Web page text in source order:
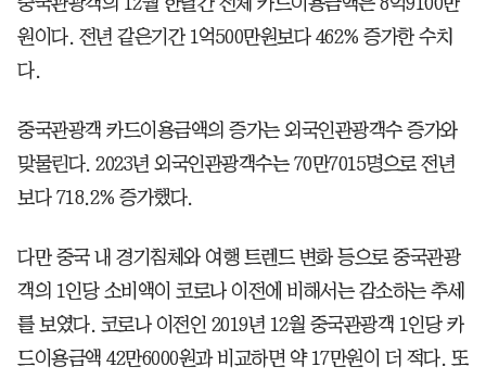
원이다. 전년 같은기간 1억500만원보다 462% 증가한 수치
다.
중국관광객 카드이용금액의 증가는 외국인관광객수 증가와
맞물린다. 2023년 외국인관광객수는 70만7015명으로 전년
보다 718.2% 증가했다.
다만 중국 내 경기침체와 여행 트렌드 변화 등으로 중국관광
객의 1인당 소비액이 코로나 이전에 비해서는 감소하는 추세
를 보였다. 코로나 이전인 2019년 12월 중국관광객 1인당 카
드이용금액 42만6000원과 비교하면 약 17만원이 더 적다. 또